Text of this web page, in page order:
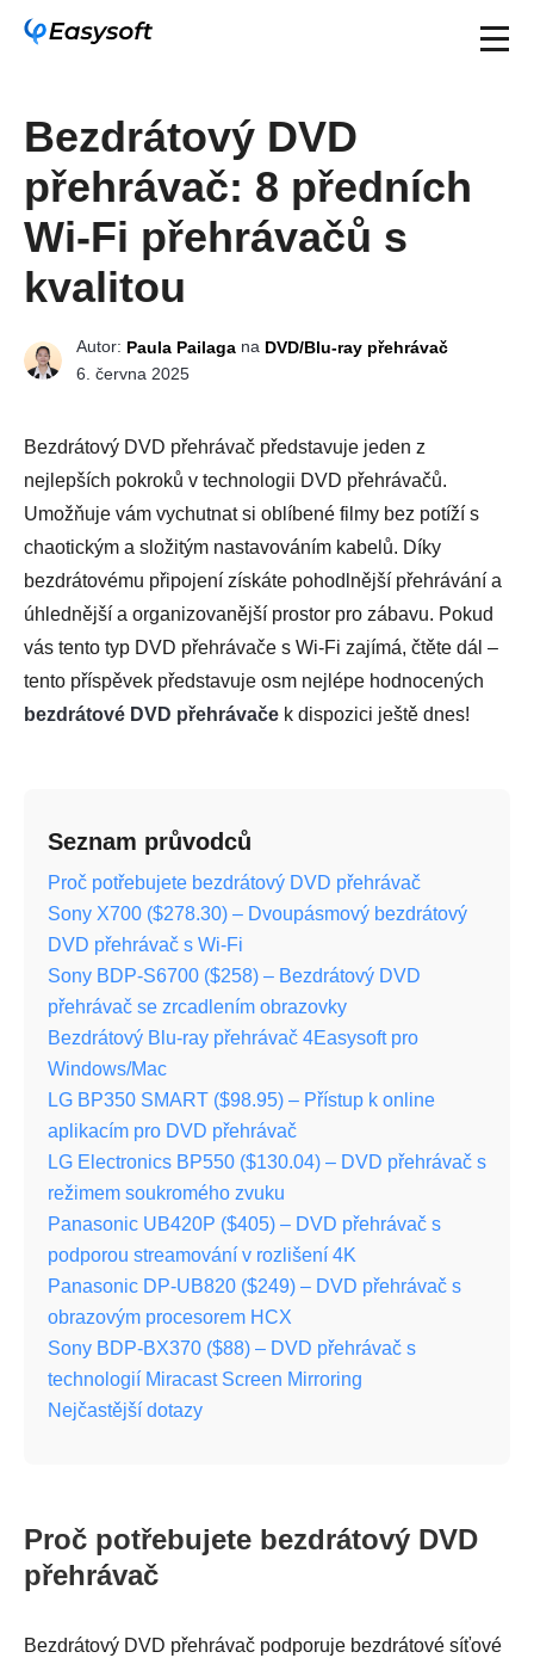
Bezdrátový DVD
přehrávač: 8 předních
Wi-Fi přehrávačů s
kvalitou
Autor: Paula Pailaga na DVD/Blu-ray přehrávač
6. června 2025
Bezdrátový DVD přehrávač představuje jeden z
nejlepších pokroků v technologii DVD přehrávačů.
Umožňuje vám vychutnat si oblíbené filmy bez potíží s
chaotickým a složitým nastavováním kabelů. Díky
bezdrátovému připojení získáte pohodlnější přehrávání a
úhlednější a organizovanější prostor pro zábavu. Pokud
vás tento typ DVD přehrávače s Wi-Fi zajímá, čtěte dál –
tento příspěvek představuje osm nejlépe hodnocených
bezdrátové DVD přehrávače k dispozici ještě dnes!
Seznam průvodců
Proč potřebujete bezdrátový DVD přehrávač
Sony X700 ($278.30) – Dvoupásmový bezdrátový
DVD přehrávač s Wi-Fi
Sony BDP-S6700 ($258) – Bezdrátový DVD
přehrávač se zrcadlením obrazovky
Bezdrátový Blu-ray přehrávač 4Easysoft pro
Windows/Mac
LG BP350 SMART ($98.95) – Přístup k online
aplikacím pro DVD přehrávač
LG Electronics BP550 ($130.04) – DVD přehrávač s
režimem soukromého zvuku
Panasonic UB420P ($405) – DVD přehrávač s
podporou streamování v rozlišení 4K
Panasonic DP-UB820 ($249) – DVD přehrávač s
obrazovým procesorem HCX
Sony BDP-BX370 ($88) – DVD přehrávač s
technologií Miracast Screen Mirroring
Nejčastější dotazy
Proč potřebujete bezdrátový DVD
přehrávač
Bezdrátový DVD přehrávač podporuje bezdrátové síťové